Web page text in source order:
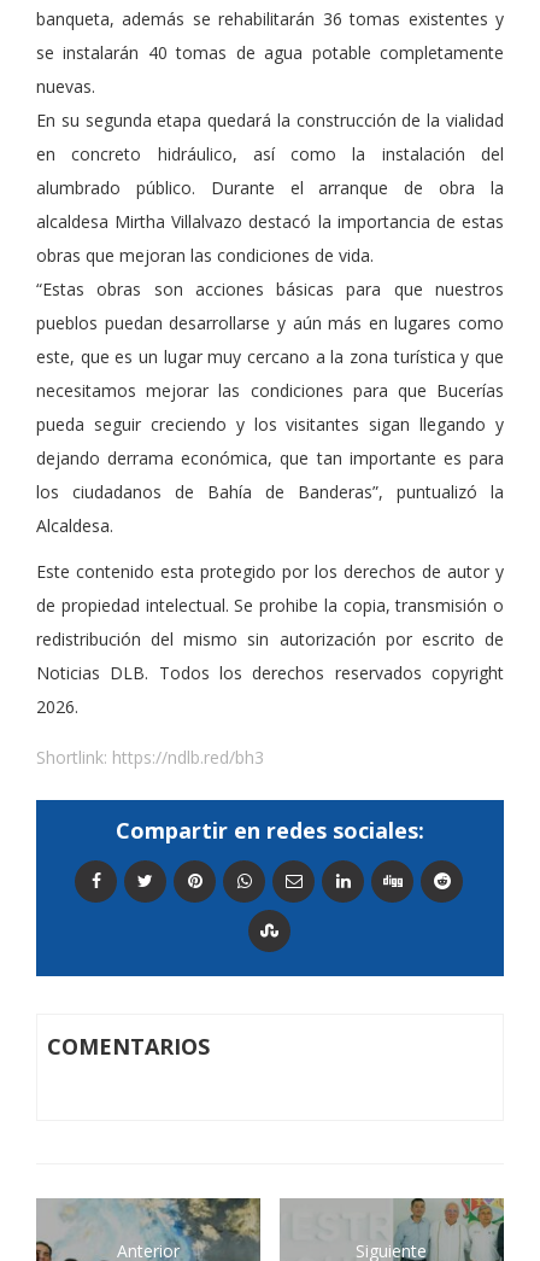
banqueta, además se rehabilitarán 36 tomas existentes y
se instalarán 40 tomas de agua potable completamente
nuevas.
En su segunda etapa quedará la construcción de la vialidad
en concreto hidráulico, así como la instalación del
alumbrado público. Durante el arranque de obra la
alcaldesa Mirtha Villalvazo destacó la importancia de estas
obras que mejoran las condiciones de vida.
“Estas obras son acciones básicas para que nuestros
pueblos puedan desarrollarse y aún más en lugares como
este, que es un lugar muy cercano a la zona turística y que
necesitamos mejorar las condiciones para que Bucerías
pueda seguir creciendo y los visitantes sigan llegando y
dejando derrama económica, que tan importante es para
los ciudadanos de Bahía de Banderas”, puntualizó la
Alcaldesa.
Este contenido esta protegido por los derechos de autor y
de propiedad intelectual. Se prohibe la copia, transmisión o
redistribución del mismo sin autorización por escrito de
Noticias DLB. Todos los derechos reservados copyright
2026.
Shortlink: https://ndlb.red/bh3
Compartir en redes sociales:
COMENTARIOS
Anterior Siguiente